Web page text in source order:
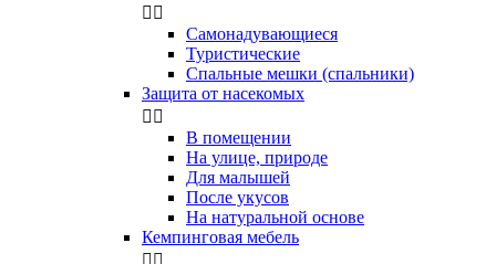
 
Самонадувающиеся
Туристические
Спальные мешки (спальники)
Защита от насекомых
 
В помещении
На улице, природе
Для малышей
После укусов
На натуральной основе
Кемпинговая мебель
 